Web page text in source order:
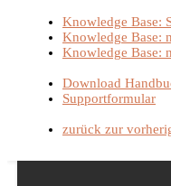
Knowledge Base:
Knowledge Base:
Knowledge Base:
Download
Supportformular
zurück zur